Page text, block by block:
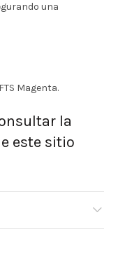
una
Magenta.
la
este sitio